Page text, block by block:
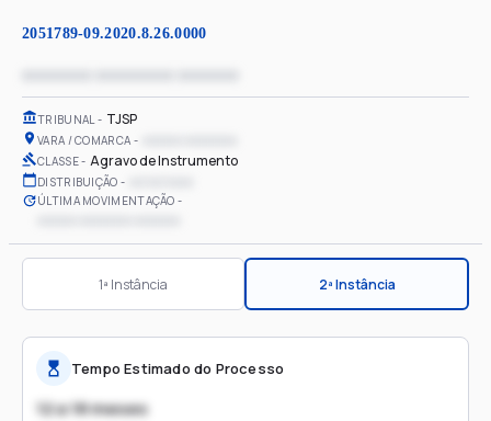
2051789-09.2020.8.26.0000
TRIBUNAL TJSP
VARA / COMARCA
CLASSE Agravo de Instrumento
DISTRIBUIÇÃO
ÚLTIMA MOVIMENTAÇÃO
1ª Instância 2ª Instância
Tempo Estimado do Processo
12 a 18 meses